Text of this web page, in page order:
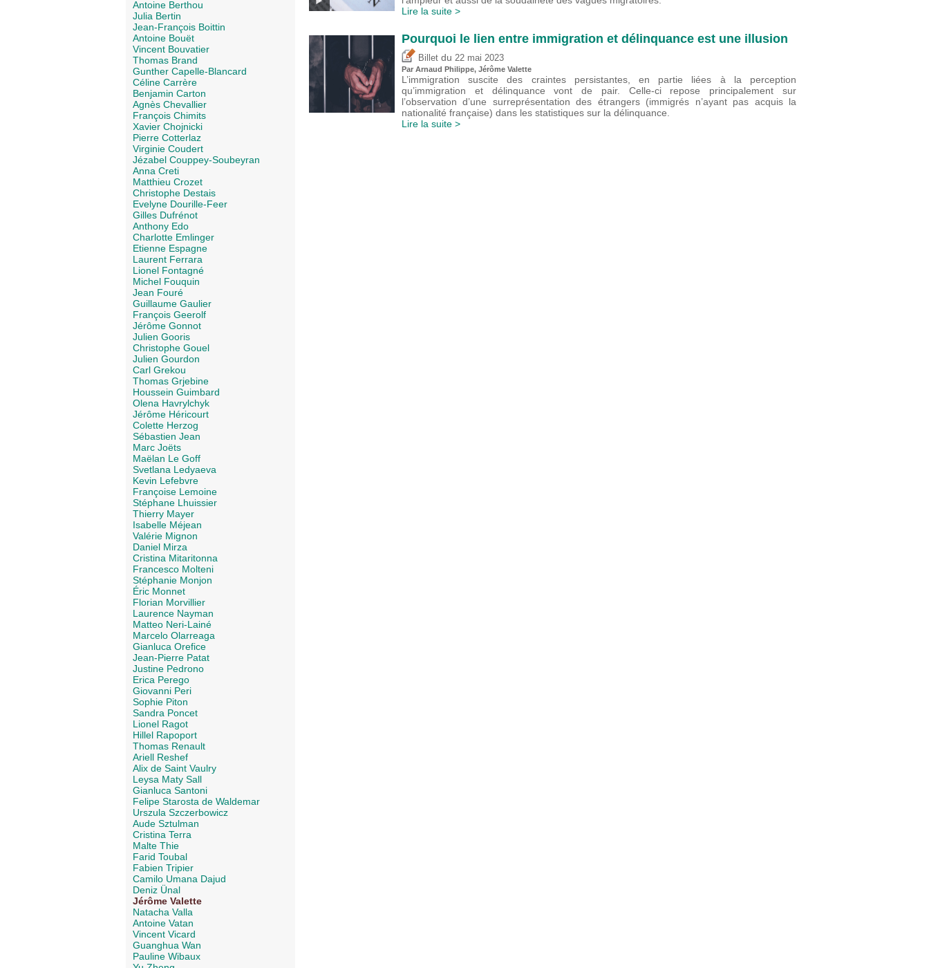
Antoine Berthou
Julia Bertin
Jean-François Boittin
Antoine Bouët
Vincent Bouvatier
Thomas Brand
Gunther Capelle-Blancard
Céline Carrère
Benjamin Carton
Agnès Chevallier
François Chimits
Xavier Chojnicki
Pierre Cotterlaz
Virginie Coudert
Jézabel Couppey-Soubeyran
Anna Creti
Matthieu Crozet
Christophe Destais
Evelyne Dourille-Feer
Gilles Dufrénot
Anthony Edo
Charlotte Emlinger
Etienne Espagne
Laurent Ferrara
Lionel Fontagné
Michel Fouquin
Jean Fouré
Guillaume Gaulier
François Geerolf
Jérôme Gonnot
Julien Gooris
Christophe Gouel
Julien Gourdon
Carl Grekou
Thomas Grjebine
Houssein Guimbard
Olena Havrylchyk
Jérôme Héricourt
Colette Herzog
Sébastien Jean
Marc Joëts
Maëlan Le Goff
Svetlana Ledyaeva
Kevin Lefebvre
Françoise Lemoine
Stéphane Lhuissier
Thierry Mayer
Isabelle Méjean
Valérie Mignon
Daniel Mirza
Cristina Mitaritonna
Francesco Molteni
Stéphanie Monjon
Éric Monnet
Florian Morvillier
Laurence Nayman
Matteo Neri-Lainé
Marcelo Olarreaga
Gianluca Orefice
Jean-Pierre Patat
Justine Pedrono
Erica Perego
Giovanni Peri
Sophie Piton
Sandra Poncet
Lionel Ragot
Hillel Rapoport
Thomas Renault
Ariell Reshef
Alix de Saint Vaulry
Leysa Maty Sall
Gianluca Santoni
Felipe Starosta de Waldemar
Urszula Szczerbowicz
Aude Sztulman
Cristina Terra
Malte Thie
Farid Toubal
Fabien Tripier
Camilo Umana Dajud
Deniz Ünal
Jérôme Valette
Natacha Valla
Antoine Vatan
Vincent Vicard
Guanghua Wan
Pauline Wibaux
Lire la suite >
Pourquoi le lien entre immigration et délinquance est une illusion
Billet du 22 mai 2023
Par Arnaud Philippe, Jérôme Valette
L’immigration suscite des craintes persistantes, en partie liées à la perception
qu’immigration et délinquance vont de pair. Celle-ci repose principalement sur
l’observation d’une surreprésentation des étrangers (immigrés n’ayant pas acquis la
nationalité française) dans les statistiques sur la délinquance.
Lire la suite >